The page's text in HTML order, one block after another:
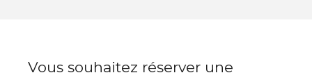
Vous souhaitez réserver une